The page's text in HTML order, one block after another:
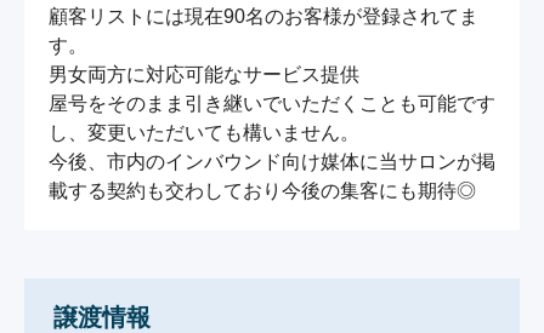
顧客リストには現在90名のお客様が登録されてま
す。
男女両方に対応可能なサービス提供
屋号をそのまま引き継いでいただくことも可能です
し、変更いただいても構いません。
今後、市内のインバウンド向け媒体に当サロンが掲
載する契約も交わしており今後の集客にも期待◎
譲渡情報